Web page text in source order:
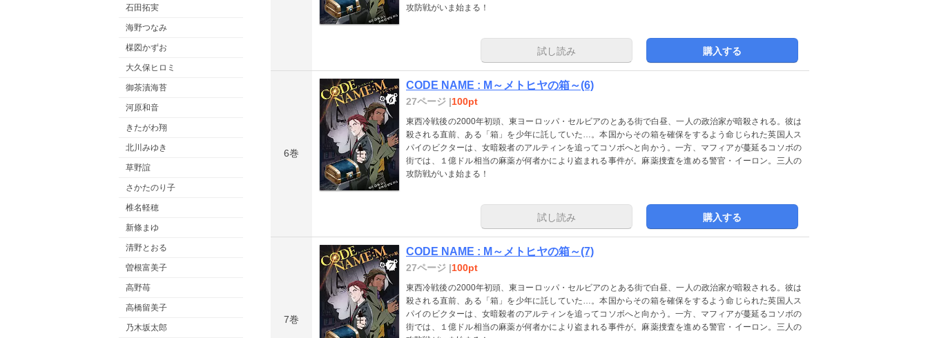
石田拓実
海野つなみ
楳図かずお
大久保ヒロミ
御茶漬海苔
河原和音
きたがわ翔
北川みゆき
草野誼
さかたのり子
椎名軽穂
新條まゆ
清野とおる
曽根富美子
高野苺
高橋留美子
乃木坂太郎
攻防戦がいま始まる！
試し読み 購入する
6巻
CODE NAME : M～メトヒヤの箱～(6)
27ページ |100pt
東西冷戦後の2000年初頭、東ヨーロッパ・セルビアのとある街で白昼、一人の政治家が暗殺される。彼は
殺される直前、ある「箱」を少年に託していた…。本国からその箱を確保をするよう命じられた英国人ス
パイのビクターは、女暗殺者のアルティンを追ってコソボへと向かう。一方、マフィアが蔓延るコソボの
街では、１億ドル相当の麻薬が何者かにより盗まれる事件が。麻薬捜査を進める警官・イーロン。三人の
攻防戦がいま始まる！
試し読み 購入する
7巻
CODE NAME : M～メトヒヤの箱～(7)
27ページ |100pt
東西冷戦後の2000年初頭、東ヨーロッパ・セルビアのとある街で白昼、一人の政治家が暗殺される。彼は
殺される直前、ある「箱」を少年に託していた…。本国からその箱を確保をするよう命じられた英国人ス
パイのビクターは、女暗殺者のアルティンを追ってコソボへと向かう。一方、マフィアが蔓延るコソボの
街では、１億ドル相当の麻薬が何者かにより盗まれる事件が。麻薬捜査を進める警官・イーロン。三人の